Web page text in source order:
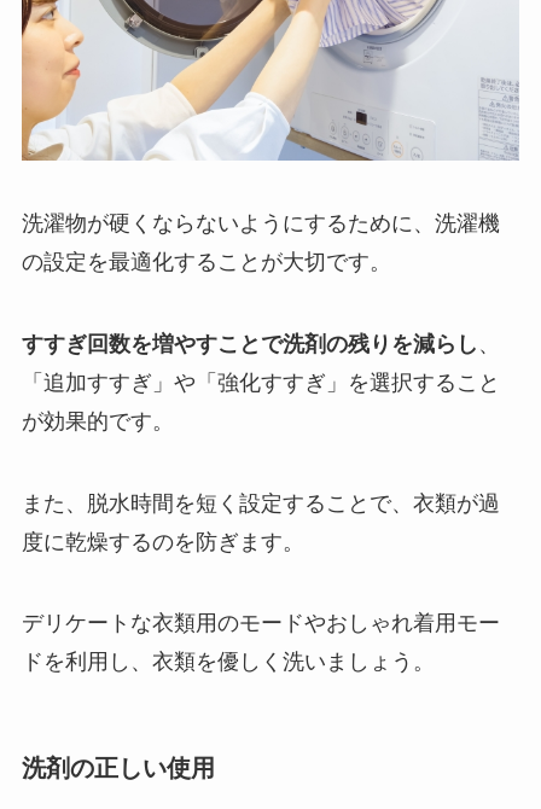
洗濯物が硬くならないようにするために、洗濯機
の設定を最適化することが大切です。
すすぎ回数を増やすことで洗剤の残りを減らし 、
「追加すすぎ」や「強化すすぎ」を選択すること
が効果的です。
また、脱水時間を短く設定することで、衣類が過
度に乾燥するのを防ぎます。
デリケートな衣類用のモードやおしゃれ着用モー
ドを利用し、衣類を優しく洗いましょう。
洗剤の正しい使用